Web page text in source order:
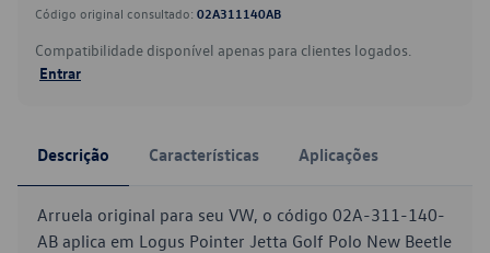
Código original consultado: 02A311140AB
Compatibilidade disponível apenas para clientes logados.
Entrar
Descrição Características Aplicações
Arruela original para seu VW, o código 02A-311-140-
AB aplica em Logus Pointer Jetta Golf Polo New Beetle